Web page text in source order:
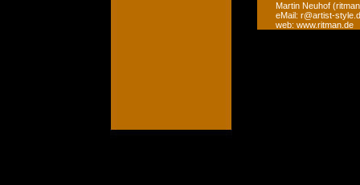
Martin Neuhof
eMail: r@artist-
web: www.ritman.de